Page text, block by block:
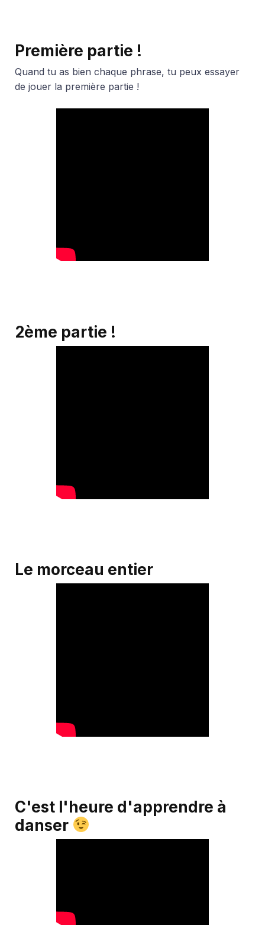
Première partie !
Quand tu as bien chaque phrase, tu peux essayer
de jouer la première partie !
2ème partie !
Le morceau entier
C'est l'heure d'apprendre à
danser